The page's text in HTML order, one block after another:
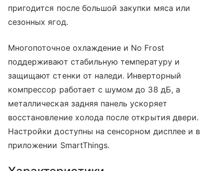
пригодится после большой закупки мяса или
сезонных ягод.
Многопоточное охлаждение и No Frost
поддерживают стабильную температуру и
защищают стенки от наледи. Инверторный
компрессор работает с шумом до 38 дБ, а
металлическая задняя панель ускоряет
восстановление холода после открытия двери.
Настройки доступны на сенсорном дисплее и в
приложении SmartThings.